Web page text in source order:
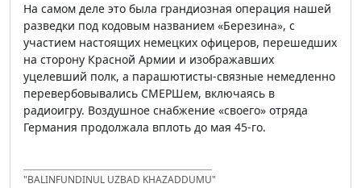
На самом деле это была грандиозная операция нашей
разведки под кодовым названием «Березина», с
участием настоящих немецких офицеров, перешедших
на сторону Красной Армии и изображавших
уцелевший полк, а парашютисты-связные немедленно
перевербовывались СМЕРШем, включаясь в
радиоигру. Воздушное снабжение «своего» отряда
Германия продолжала вплоть до мая 45-го.
"BALINFUNDINUL UZBAD KHAZADDUMU"